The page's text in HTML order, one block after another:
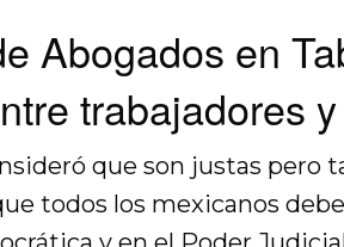
Abogados en
trabajadores
que son justas pero
todos los mexicanos